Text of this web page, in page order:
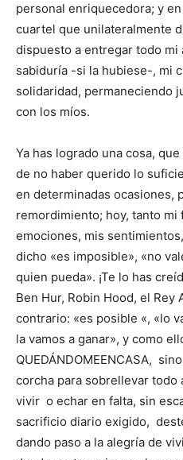
personal enriquecedora; y
cuartel que unilateralmente
dispuesto a entregar todo mi
sabiduría -si la hubiese-, mi
solidaridad, permaneciendo
con los míos.
Ya has logrado una cosa,
de no haber querido lo
en determinadas ocasiones,
remordimiento; hoy, tanto
emociones, mis
dicho «es imposible», «no
quien pueda». ¡Te lo has
Ben Hur, Robin Hood, el
contrario: «es posible «, «lo
la vamos a ganar», y como
QUEDÁNDOMEENCASA,
corcha para sobrellevar todo
vivir o echar en falta, sin
sacrificio diario exigido,
dando paso a la alegría de